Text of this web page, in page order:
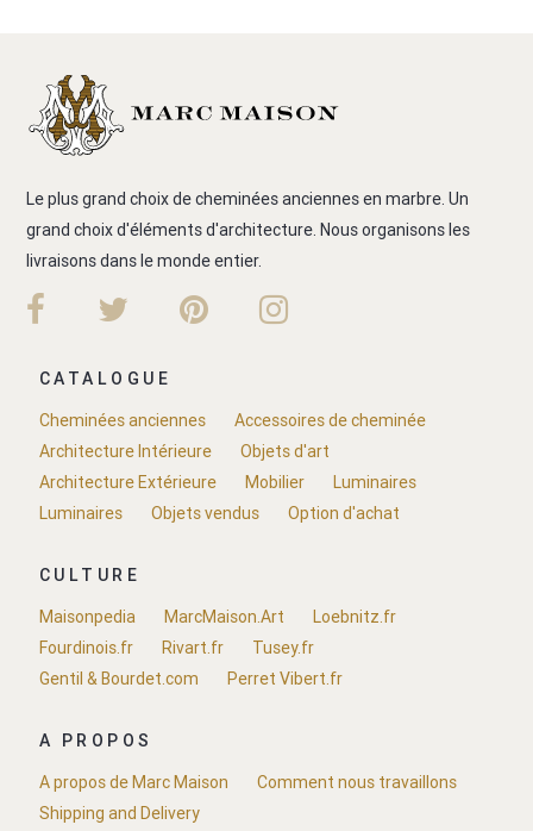
Le plus grand choix de cheminées anciennes en marbre. Un
grand choix d'éléments d'architecture. Nous organisons les
livraisons dans le monde entier.
CATALOGUE
Cheminées anciennes
Accessoires de cheminée
Architecture Intérieure
Objets d'art
Architecture Extérieure
Mobilier
Luminaires
Luminaires
Objets vendus Option d'achat
CULTURE
Maisonpedia
MarcMaison.Art
Loebnitz.fr
Fourdinois.fr
Rivart.fr
Tusey.fr
Gentil & Bourdet.com
Perret Vibert.fr
A PROPOS
A propos de Marc Maison
Comment nous travaillons
Shipping and Delivery